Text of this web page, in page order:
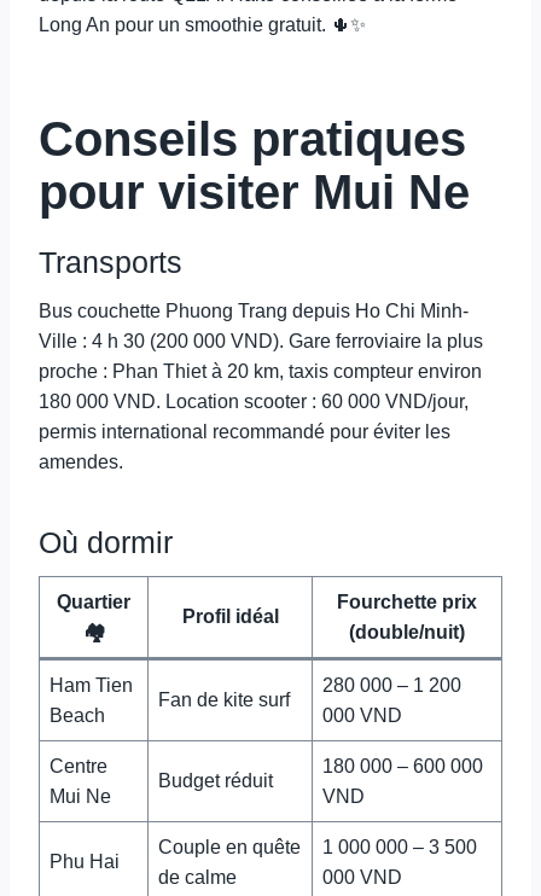
Long An pour un smoothie gratuit. 🌵✨
Conseils pratiques
pour visiter Mui Ne
Transports
Bus couchette Phuong Trang depuis Ho Chi Minh-
Ville : 4 h 30 (200 000 VND). Gare ferroviaire la plus
proche : Phan Thiet à 20 km, taxis compteur environ
180 000 VND. Location scooter : 60 000 VND/jour,
permis international recommandé pour éviter les
amendes.
Où dormir
Quartier
🏘️
Profil idéal
Fourchette prix
(double/nuit)
Ham Tien
Beach
Fan de kite surf
280 000 – 1 200
000 VND
Centre
Mui Ne
Budget réduit
180 000 – 600 000
VND
Phu Hai
Couple en quête
de calme
1 000 000 – 3 500
000 VND